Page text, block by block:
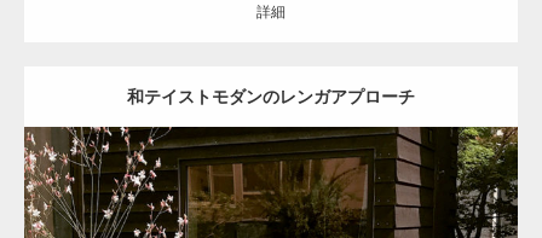
詳細
和テイストモダンのレンガアプローチ
納得のプラン
建物を活かす外構を考えたバランス重視のレ